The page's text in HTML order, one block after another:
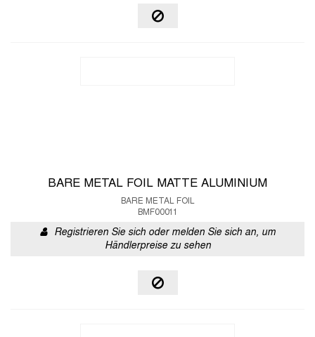
BARE METAL FOIL MATTE ALUMINIUM
BARE METAL FOIL
BMF00011
Registrieren Sie sich oder melden Sie sich an, um
Händlerpreise zu sehen